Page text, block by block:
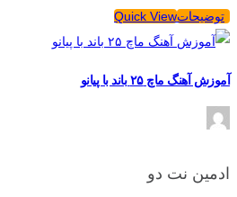
توضیحاتQuick View
آموزش آهنگ ماچ ۲۵ باند با پیانو
ادمین نت دو